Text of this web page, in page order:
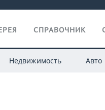
СПРАВОЧНИК
Недвижимость Авто